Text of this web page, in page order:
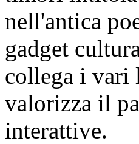
nell'antica
gadget
collega i vari
valorizza il
interattive.